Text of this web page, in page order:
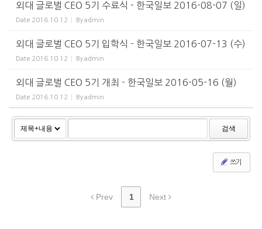
외대 글로벌 CEO 5기 수료식 - 한국일보 2016-08-07 (일)
Date 2016.10.12 Byadmin
외대 글로벌 CEO 5기 입학식 - 한국일보 2016-07-13 (수)
Date 2016.10.12 Byadmin
외대 글로벌 CEO 5기 개최 - 한국일보 2016-05-16 (월)
Date 2016.10.12 Byadmin
검색
쓰기
Prev 1 Next